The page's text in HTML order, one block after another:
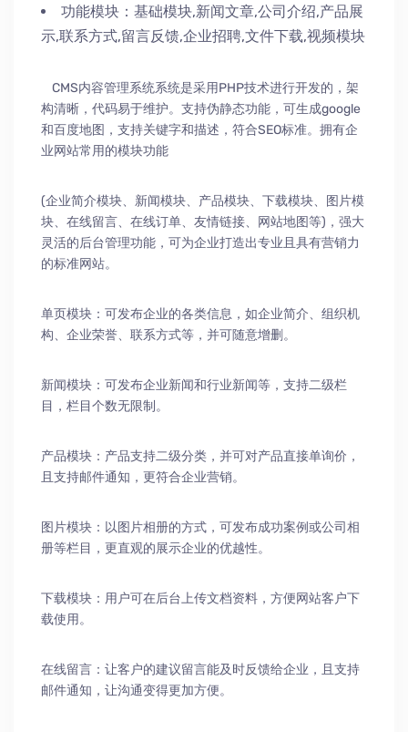
功能模块： 基础模块,新闻文章,公司介绍,产品展
示,联系方式,留言反馈,企业招聘,文件下载,视频模块
CMS内容管理系统系统是采用PHP技术进行开发的，架
构清晰，代码易于维护。支持伪静态功能，可生成google
和百度地图，支持关键字和描述，符合SEO标准。拥有企
业网站常用的模块功能
(企业简介模块、新闻模块、产品模块、下载模块、图片模
块、在线留言、在线订单、友情链接、网站地图等)，强大
灵活的后台管理功能，可为企业打造出专业且具有营销力
的标准网站。
单页模块：可发布企业的各类信息，如企业简介、组织机
构、企业荣誉、联系方式等，并可随意增删。
新闻模块：可发布企业新闻和行业新闻等，支持二级栏
目，栏目个数无限制。
产品模块：产品支持二级分类，并可对产品直接单询价，
且支持邮件通知，更符合企业营销。
图片模块：以图片相册的方式，可发布成功案例或公司相
册等栏目，更直观的展示企业的优越性。
下载模块：用户可在后台上传文档资料，方便网站客户下
载使用。
在线留言：让客户的建议留言能及时反馈给企业，且支持
邮件通知，让沟通变得更加方便。